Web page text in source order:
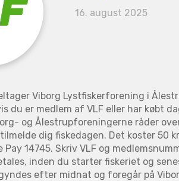
16. august 2025
Viborg Lystfiskerforening i
du er medlem af VLF eller har købt
og Ålestrupforeningerne råder
dig fiskedagen. Det koster 50
Pay 14745. Skriv VLF og
inden du starter fiskeriet og
efter midnat og foregår på